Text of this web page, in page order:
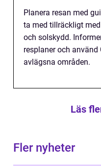
Planera resan med
ta med tillräckligt
och solskydd.
resplaner och
avlägsna områden.
Läs
Fler nyheter